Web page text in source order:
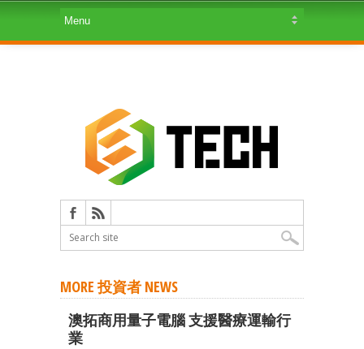
MORE 投資者 NEWS
澳拓商用量子電腦 支援醫療運輸行
業